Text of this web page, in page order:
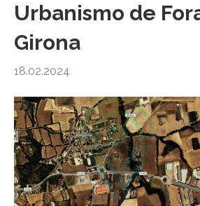
Urbanismo de
Girona
18.02.2024